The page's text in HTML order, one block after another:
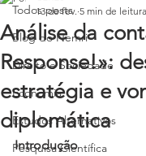
Todos posts
Blog do Nemri
Direito e Sociedade
Economia
Estudos Alternativos
Pesquisa Científica
Análise da
Response!»:
estratégia e
diplomática
13 de fev. 5 min de leitura
Introdução